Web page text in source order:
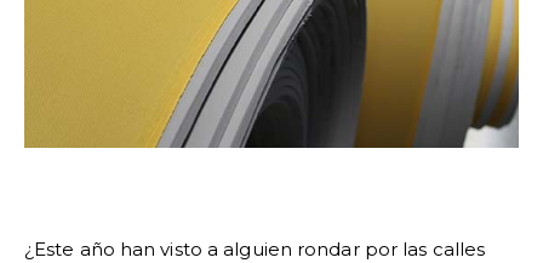
¿Este año han visto a alguien rondar por las calles